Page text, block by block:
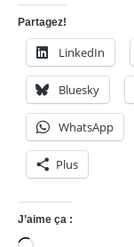
Partagez!
LinkedIn
Bluesky
WhatsApp
Plus
J’aime ça :